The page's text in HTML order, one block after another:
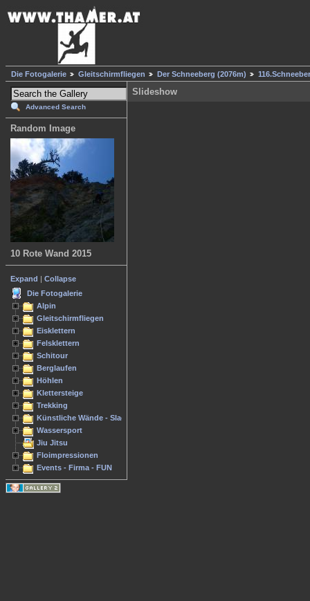
Die Fotogalerie Gleitschirmfliegen Der Schneeberg (2076m)
Advanced Search
Random Image
10 Rote Wand 2015
Expand
Collapse
Die Fotogalerie
Alpin
Gleitschirmfliegen
Eisklettern
Felsklettern
Schitour
Berglaufen
Höhlen
Klettersteige
Trekking
Künstliche Wände - Slacken
Wassersport
Jiu Jitsu
Floimpressionen
Events - Firma - FUN
Slideshow